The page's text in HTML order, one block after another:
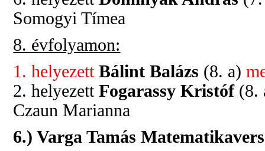
Somogyi Tímea
8. évfolyamon:
1. helyezett Bálint Balázs (8. a)
2. helyezettFogarassy Kristóf(8.
Czaun Marianna
6.) Varga Tamás